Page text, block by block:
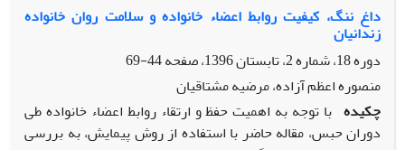
داغ ننگ، کیفیت روابط اعضاء خانواده و سلامت روان خانواده
زندانیان
دوره 18، شماره 2، تابستان 1396، صفحه
44-69
منصوره اعظم آزاده، مرضیه مشتاقیان
چکیده با توجه به اهمیت حفظ و ارتقاء روابط اعضاء خانواده طی
دوران حبس، مقاله حاضر با استفاده از روش پیمایش، به بررسی